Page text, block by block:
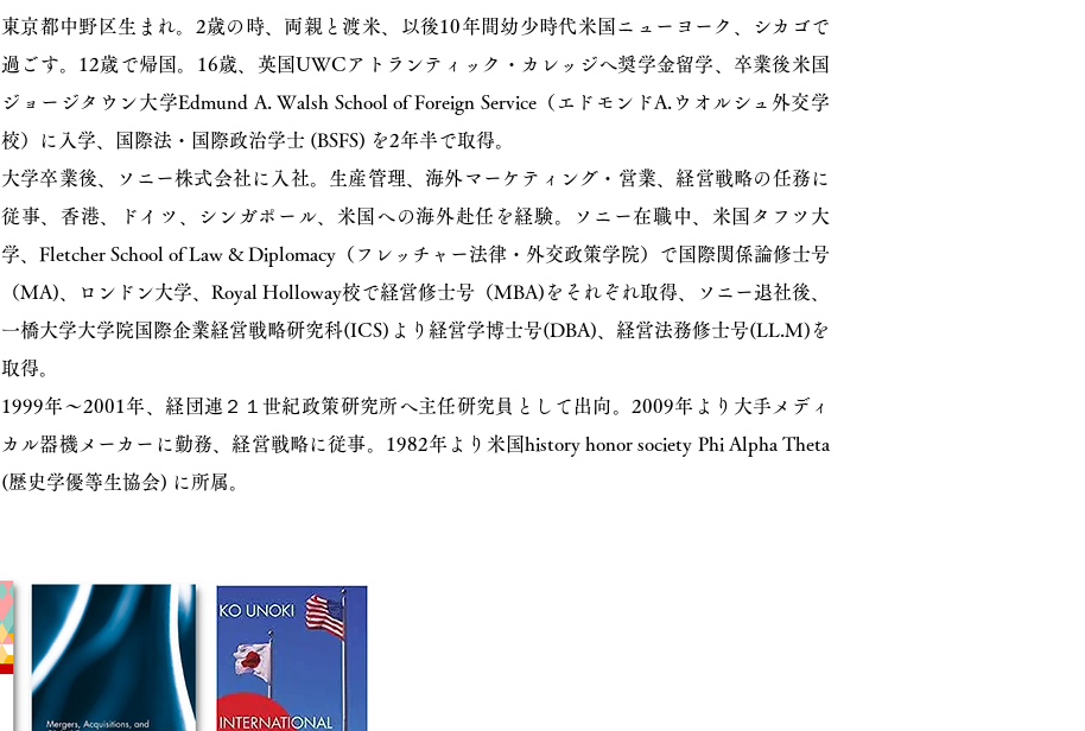
東京都中野区生まれ。2歳の時、両親と渡米、以後10年間幼少時代米国ニューヨーク、シカゴで
過ごす。12歳で帰国。16歳、英国UWCアトランティック・カレッジへ奨学金留学、卒業後米国
ジョージタウン大学Edmund A. Walsh School of Foreign Service（エドモンドA.ウオルシュ外交学
校）に入学、国際法・国際政治学士 (BSFS) を2年半で取得。
大学卒業後、ソニー株式会社に入社。生産管理、海外マーケティング・営業、経営戦略の任務に
従事、香港、ドイツ、シンガポール、米国への海外赴任を経験。ソニー在職中、米国タフツ大
学、Fletcher School of Law & Diplomacy（フレッチャー法律・外交政策学院）で国際関係論修士号
（MA)、ロンドン大学、Royal Holloway校で経営修士号（MBA)をそれぞれ取得、ソニー退社後、
一橋大学大学院国際企業経営戦略研究科(ICS)より経営学博士号(DBA)、経営法務修士号(LL.M)を
取得。
1999年～2001年、経団連２１世紀政策研究所へ主任研究員として出向。2009年より大手メディ
カル器機メーカーに勤務、経営戦略に従事。1982年より米国history honor society Phi Alpha Theta
(歴史学優等生協会) に所属。